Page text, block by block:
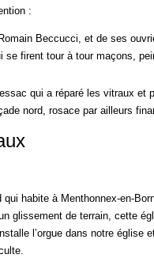
:
Beccucci, et de ses
se firent tour à tour maçons,
qui a réparé les vitraux et
nord, rosace par ailleurs
qui habite à Menthonnex-en-
glissement de terrain, cette
l’orgue dans notre